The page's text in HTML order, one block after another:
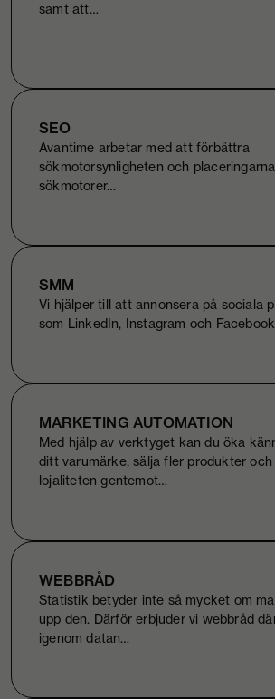
samt att…
SEO
Avantime arbetar med att förbättra
sökmotorsynligheten och
sökmotorer…
SMM
Vi hjälper till att annonsera på sociala
som LinkedIn, Instagram och
MARKETING AUTOMATION
Med hjälp av verktyget kan du öka
ditt varumärke, sälja fler produkter
lojaliteten gentemot…
WEBBRÅD
Statistik betyder inte så mycket om
upp den. Därför erbjuder vi webbråd
igenom datan…